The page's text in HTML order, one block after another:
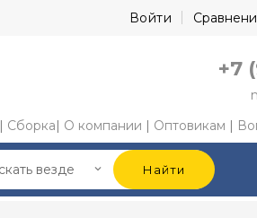
Войти
+7
| Сборка| О компании | Оптовикам |
Найти